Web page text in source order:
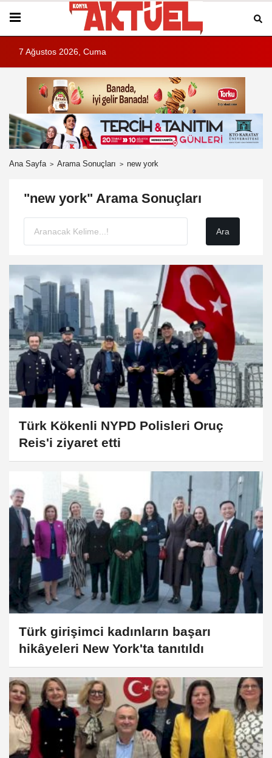
7 Ağustos 2026, Cuma
Ana Sayfa Arama Sonuçları new york
"new york" Arama Sonuçları
Türk Kökenli NYPD Polisleri Oruç
Reis'i ziyaret etti
Türk girişimci kadınların başarı
hikâyeleri New York'ta tanıtıldı